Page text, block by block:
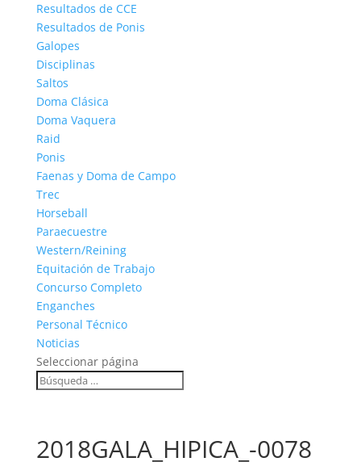
Resultados de CCE
Resultados de Ponis
Galopes
Disciplinas
Saltos
Doma Clásica
Doma Vaquera
Raid
Ponis
Faenas y Doma de Campo
Trec
Horseball
Paraecuestre
Western/Reining
Equitación de Trabajo
Concurso Completo
Enganches
Personal Técnico
Noticias
Seleccionar página
2018GALA_HIPICA_-0078